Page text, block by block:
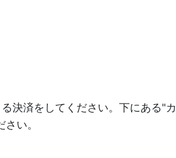
決済をしてください。下にある"カ
い。